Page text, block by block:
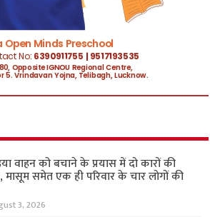
वाहन को बचाने के प्रयास में दो कारों की
मासूम समेत एक ही परिवार के चार लोगों की
3, 2026